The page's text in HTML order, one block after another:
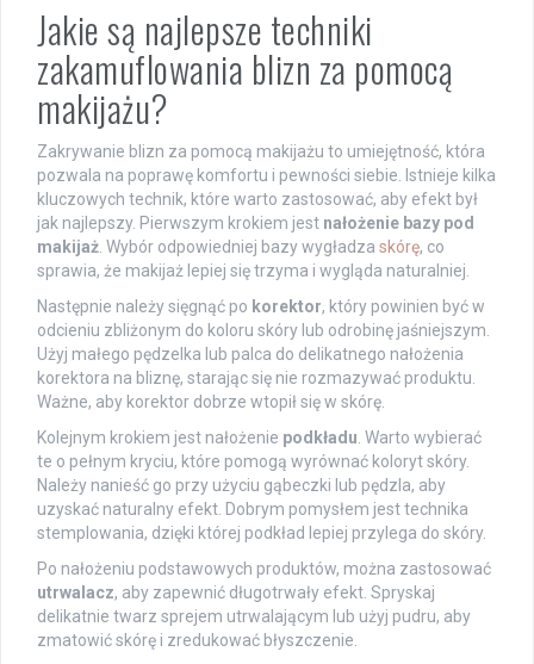
Jakie są najlepsze techniki
zakamuflowania blizn za pomocą
makijażu?
Zakrywanie blizn za pomocą makijażu to umiejętność, która
pozwala na poprawę komfortu i pewności siebie. Istnieje kilka
kluczowych technik, które warto zastosować, aby efekt był
jak najlepszy. Pierwszym krokiem jest nałożenie bazy pod
makijaż . Wybór odpowiedniej bazy wygładza skórę, co
sprawia, że makijaż lepiej się trzyma i wygląda naturalniej.
Następnie należy sięgnąć po korektor, który powinien być w
odcieniu zbliżonym do koloru skóry lub odrobinę jaśniejszym.
Użyj małego pędzelka lub palca do delikatnego nałożenia
korektora na bliznę, starając się nie rozmazywać produktu.
Ważne, aby korektor dobrze wtopił się w skórę.
Kolejnym krokiem jest nałożenie podkładu . Warto wybierać
te o pełnym kryciu, które pomogą wyrównać koloryt skóry.
Należy nanieść go przy użyciu gąbeczki lub pędzla, aby
uzyskać naturalny efekt. Dobrym pomysłem jest technika
stemplowania, dzięki której podkład lepiej przylega do skóry.
Po nałożeniu podstawowych produktów, można zastosować
utrwalacz, aby zapewnić długotrwały efekt. Spryskaj
delikatnie twarz sprejem utrwalającym lub użyj pudru, aby
zmatowić skórę i zredukować błyszczenie.